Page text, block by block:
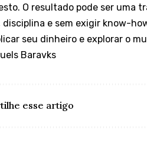
O resultado pode ser uma
disciplina e sem exigir know-
seu dinheiro e explorar o
Baravks
esse artigo